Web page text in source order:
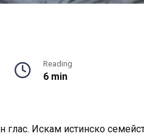
Reading
6 min
Искам истинско